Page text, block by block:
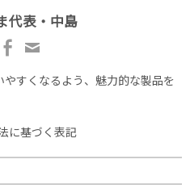
代表・中島
すくなるよう、魅力的な製品を
に基づく表記